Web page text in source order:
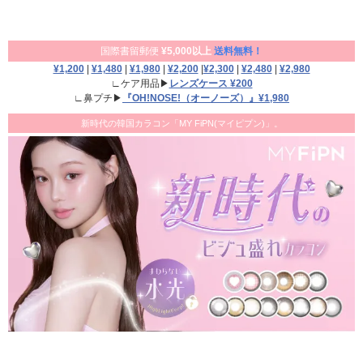
国際書留郵便 ¥5,000以上 送料無料！
¥1,200| ¥1,480| ¥1,980| ¥2,200| ¥2,300| ¥2,480| ¥2,980
∟ケア用品▶ レンズケース ¥200
∟鼻プチ▶
『OH!NOSE!（オーノーズ）』¥1,980
新時代の韓国カラコン「MY FiPN(マイピプン)」。